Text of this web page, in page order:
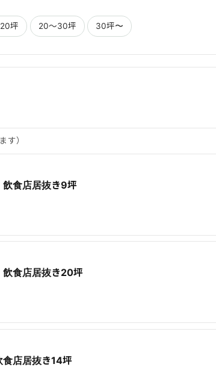
坪 20〜30坪 30坪〜
す）
食店居抜き9坪
飲食店居抜き20坪
店居抜き14坪